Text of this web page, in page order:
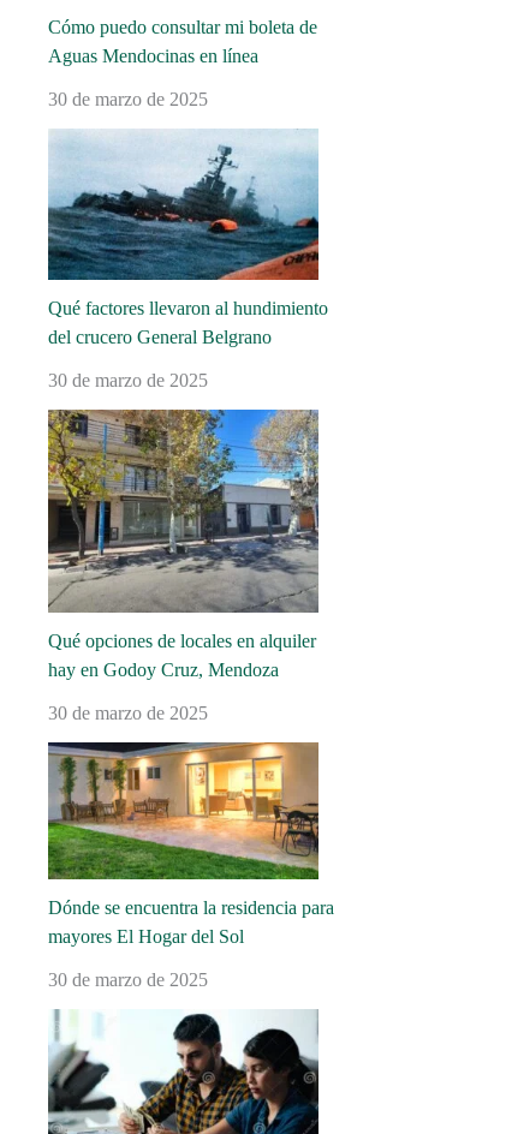
Cómo puedo consultar mi boleta de
Aguas Mendocinas en línea
30 de marzo de 2025
Qué factores llevaron al hundimiento
del crucero General Belgrano
30 de marzo de 2025
Qué opciones de locales en alquiler
hay en Godoy Cruz, Mendoza
30 de marzo de 2025
Dónde se encuentra la residencia para
mayores El Hogar del Sol
30 de marzo de 2025